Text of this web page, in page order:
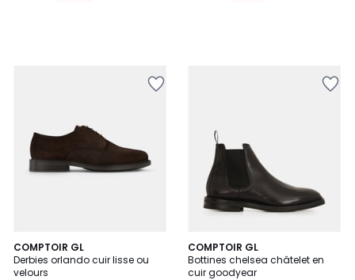
COMPTOIR GL
Derbies orlando cuir lisse ou
velours
3
Couleurs
COMPTOIR GL
Bottines chelsea châtelet en
cuir goodyear
2
Couleurs